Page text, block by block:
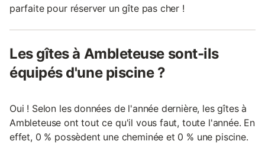
parfaite pour réserver un gîte pas cher !
Les gîtes à Ambleteuse sont-ils
équipés d'une piscine ?
Oui ! Selon les données de l'année dernière, les gîtes à
Ambleteuse ont tout ce qu'il vous faut, toute l'année. En
effet, 0 % possèdent une cheminée et 0 % une piscine.